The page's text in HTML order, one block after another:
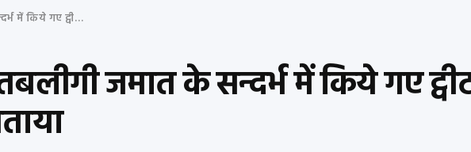
न्यूज़ एजेंसी ANI के तबलीगी जमात के सन्दर्भ में किये गए ट्वीट को ख़ुद नोएडा DCP ने ट्वीट करके ग़लत बताया
जमात के सन्दर्भ में किये गए